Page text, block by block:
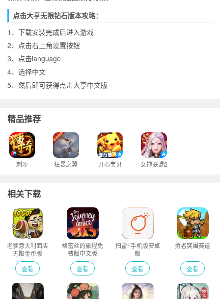
点击大亨无限钻石版本攻略：
1、下载安装完成后进入游戏
2、点击右上角设置按钮
3、点击language
4、选择中文
5、然后即可获得点击大亨中文版
精品推荐
刺沙 狂暴之翼 开心宝贝 女神联盟2
相关下载
老爹意大利面店
无限金币版
查看
格蕾丝的旅程免
费版中文版
查看
扫雷F手机版安卓
版
查看
勇者突围赛道
查看